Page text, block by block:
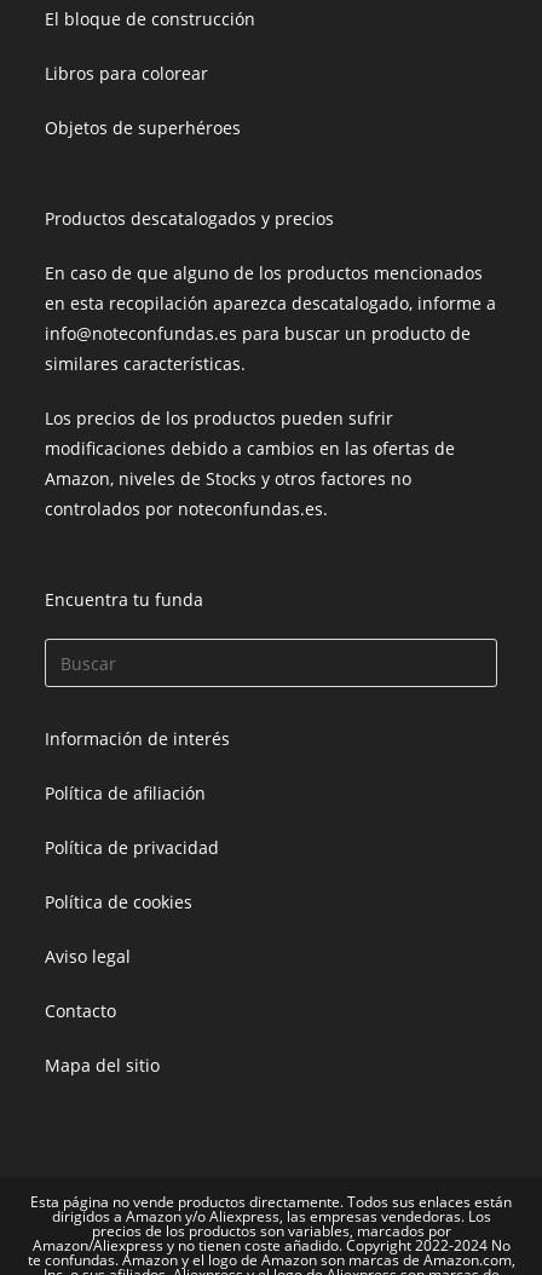
El bloque de construcción
Libros para colorear
Objetos de superhéroes
Productos descatalogados y precios
En caso de que alguno de los productos mencionados
en esta recopilación aparezca descatalogado, informe a
info@noteconfundas.es para buscar un producto de
similares características.
Los precios de los productos pueden sufrir
modificaciones debido a cambios en las ofertas de
Amazon, niveles de Stocks y otros factores no
controlados por noteconfundas.es.
Encuentra tu funda
Información de interés
Política de afiliación
Política de privacidad
Política de cookies
Aviso legal
Contacto
Mapa del sitio
Esta página no vende productos directamente. Todos sus enlaces están
dirigidos a Amazon y/o Aliexpress, las empresas vendedoras. Los
precios de los productos son variables, marcados por
Amazon/Aliexpress y no tienen coste añadido. Copyright 2022-2024 No
te confundas. Amazon y el logo de Amazon son marcas de Amazon.com,